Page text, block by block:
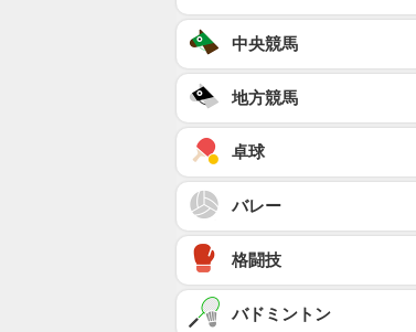
中央競馬
地方競馬
卓球
バレー
格闘技
バドミントン